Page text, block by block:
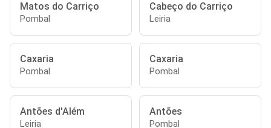
Matos do Carriço
Pombal
Cabeço do Carriço
Leiria
Caxaria
Pombal
Caxaria
Pombal
Antões d'Além
Leiria
Antões
Pombal